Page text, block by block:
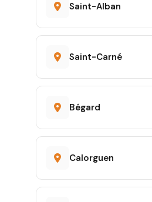
Saint-Alban
Saint-Carné
Bégard
Calorguen